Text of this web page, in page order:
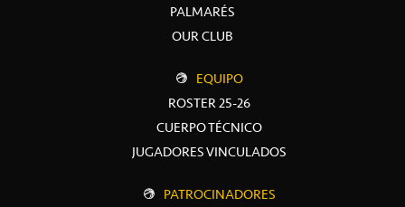
PALMARÉS
OUR CLUB
EQUIPO
ROSTER 25-26
CUERPO TÉCNICO
JUGADORES VINCULADOS
PATROCINADORES